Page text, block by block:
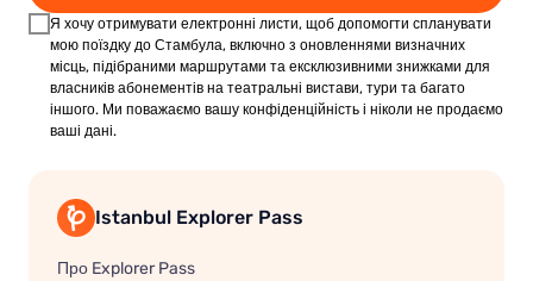
Я хочу отримувати електронні листи, щоб допомогти спланувати
мою поїздку до Стамбула, включно з оновленнями визначних
місць, підібраними маршрутами та ексклюзивними знижками для
власників абонементів на театральні вистави, тури та багато
іншого. Ми поважаємо вашу конфіденційність і ніколи не продаємо
ваші дані.
Istanbul Explorer Pass
Про Explorer Pass